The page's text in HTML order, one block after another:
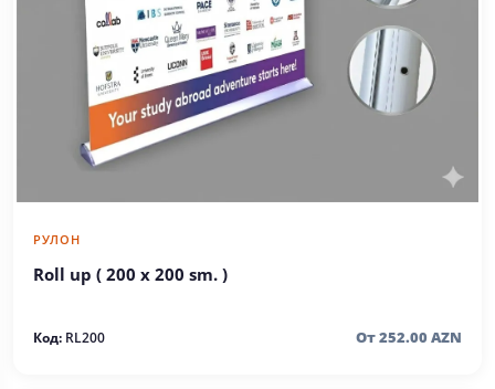
РУЛОН
Roll up ( 200 x 200 sm. )
Код: RL200 От 252.00 AZN